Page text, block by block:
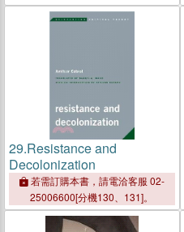
29.Resistance and
Decolonization
若需訂購本書，請電洽客服 02-
25006600[分機130、131]。